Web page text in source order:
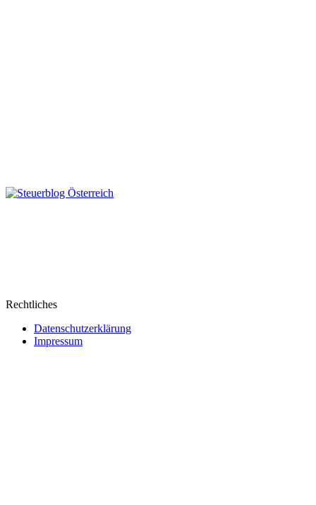
Rechtliches
Datenschutzerklärung
Impressum